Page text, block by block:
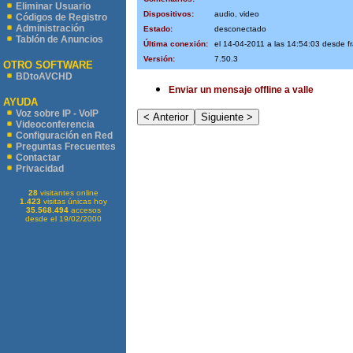
Eliminar Usuario
Códigos de Registro
Administración
Tablón de Anuncios
OTRO SOFTWARE
BDtoAVCHD
AYUDA
Voz sobre IP - VoIP
Videoconferencia
Configuración en Red
Preguntas Frecuentes
Contactar
Privacidad
28visitantes online
1.423 visitas únicas hoy
35.568.494accesos
desde el 19/02/2000
Dispositivos:
audio, video
Estado:
desconectado
Última conexión:
el 14-04-2011 a las 14:54:03 desde
Versión:
7.50.3
Enviar un mensaje offline a valle